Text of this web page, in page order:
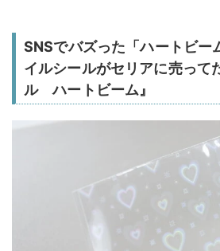
SNSでバズった「ハートビー
イルシールがセリアに売って
ル ハートビーム』